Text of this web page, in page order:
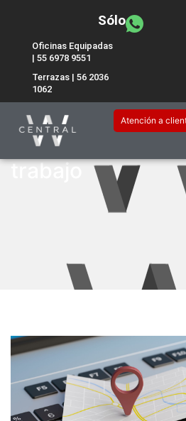
Sólo
Oficinas Equipadas
| 55 6978 9551
Terrazas | 56 2036
1062
Atención a
Polanco, el
contratar
trabajo